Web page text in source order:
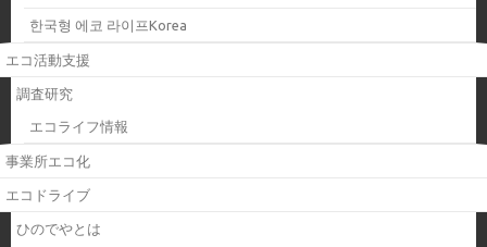
한국형 에코 라이프Korea
エコ活動支援
調査研究
エコライフ情報
事業所エコ化
エコドライブ
ひのでやとは